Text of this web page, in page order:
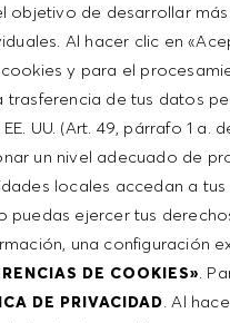
objetivo de desarrollar
Al hacer clic en
y para el
de tus datos
UU. (Art. 49, párrafo 1 a.
un nivel adecuado de
locales accedan a
puedas ejercer tus
una configuración
DE COOKIES».
DE PRIVACIDAD. Al
je graag de
de ondersteuning van
Daarnaast bieden wij:
HUGO BOSS
vacature,